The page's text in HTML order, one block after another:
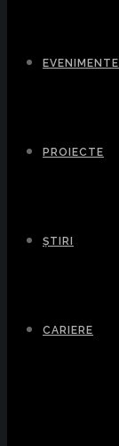
EVENIMENTE
PROIECTE
ȘTIRI
CARIERE